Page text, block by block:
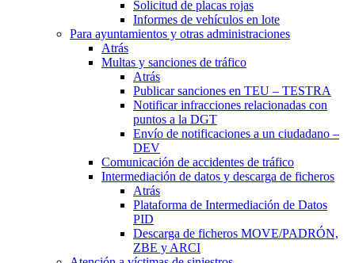
Solicitud de placas rojas
Informes de vehículos en lote
Para ayuntamientos y otras administraciones
Atrás
Multas y sanciones de tráfico
Atrás
Publicar sanciones en TEU – TESTRA
Notificar infracciones relacionadas con
puntos a la DGT
Envío de notificaciones a un ciudadano –
DEV
Comunicación de accidentes de tráfico
Intermediación de datos y descarga de ficheros
Atrás
Plataforma de Intermediación de Datos
PID
Descarga de ficheros MOVE/PADRÓN,
ZBE y ARCI